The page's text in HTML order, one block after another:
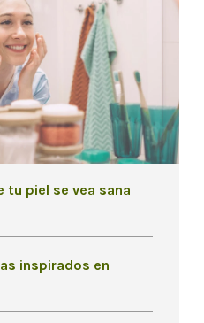
tu piel se vea sana
inspirados en